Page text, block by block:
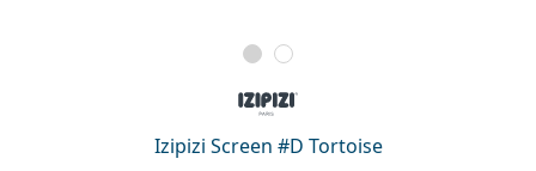
Izipizi Screen #D Tortoise